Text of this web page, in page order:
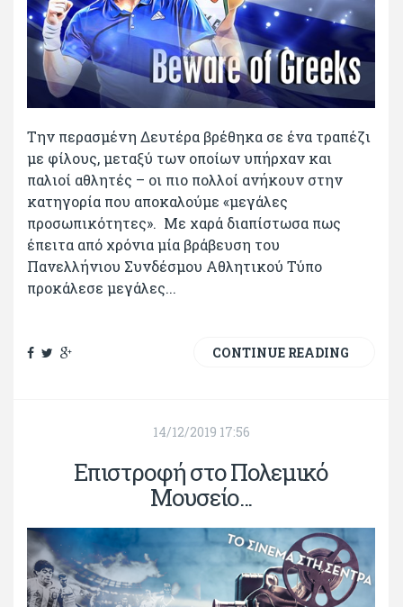
Την περασμένη Δευτέρα βρέθηκα σε ένα τραπέζι
με φίλους, μεταξύ των οποίων υπήρχαν και
παλιοί αθλητές – οι πιο πολλοί ανήκουν στην
κατηγορία που αποκαλούμε «μεγάλες
προσωπικότητες». Με χαρά διαπίστωσα πως
έπειτα από χρόνια μία βράβευση του
Πανελλήνιου Συνδέσμου Αθλητικού Τύπο
προκάλεσε μεγάλες...
CONTINUE READING
14/12/2019 17:56
Επιστροφή στο Πολεμικό
Μουσείο...